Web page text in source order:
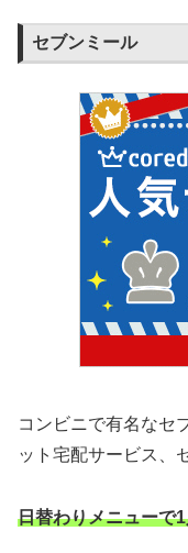
セブンミール
コンビニで有名なセ
ット宅配サービス、
日替わりメニューで